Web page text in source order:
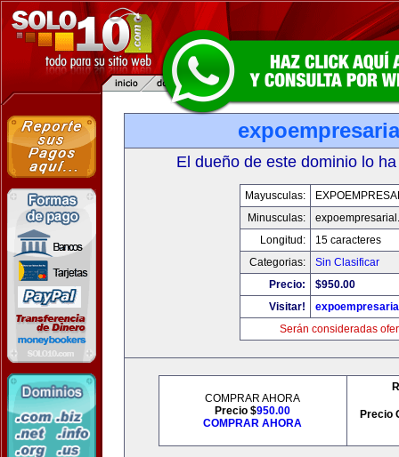
El dueño de este dominio lo
Mayusculas:
Minusculas:
Longitud:
15 caracteres
Categorias:
Sin Clasificar
Precio:
$950.00
Visitar!
Serán consideradas
COMPRAR AHORA
Precio $950.00
COMPRAR AHORA
Precio